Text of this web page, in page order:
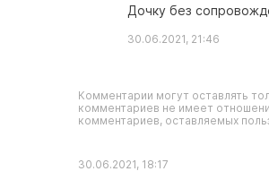
Дочку без
30.06.2021, 21:46
Комментарии могут оставлять
комментариев не имеет
комментариев, оставляемых
30.06.2021, 18:17